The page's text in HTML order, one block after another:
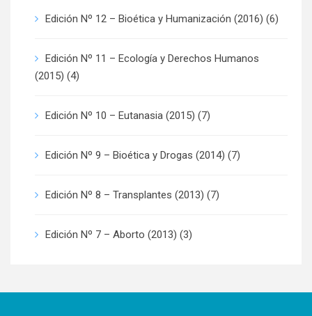
Edición Nº 12 – Bioética y Humanización (2016) (6)
Edición Nº 11 – Ecología y Derechos Humanos
(2015) (4)
Edición Nº 10 – Eutanasia (2015) (7)
Edición Nº 9 – Bioética y Drogas (2014) (7)
Edición Nº 8 – Transplantes (2013) (7)
Edición Nº 7 – Aborto (2013) (3)